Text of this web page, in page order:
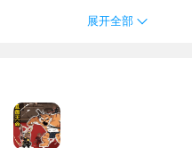
敌人非常有挑战性。
量的关卡让你无法停止向前的脚步
险记点评
展开全部